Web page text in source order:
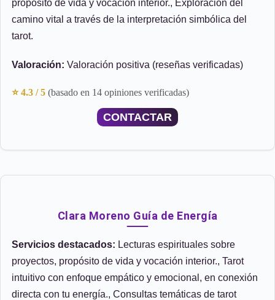
propósito de vida y vocación interior., Exploración del
camino vital a través de la interpretación simbólica del
tarot.
Valoración: Valoración positiva (reseñas verificadas)
⭐ 4.3 / 5 (basado en 14 opiniones verificadas)
CONTACTAR
Clara Moreno Guía de Energía
Servicios destacados: Lecturas espirituales sobre
proyectos, propósito de vida y vocación interior., Tarot
intuitivo con enfoque empático y emocional, en conexión
directa con tu energía., Consultas temáticas de tarot